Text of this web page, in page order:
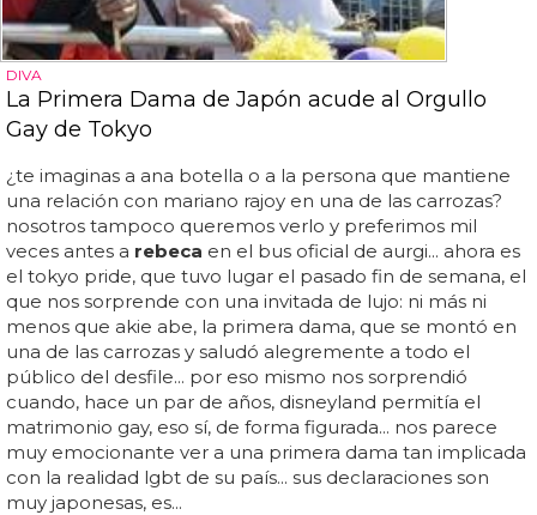
DIVA
La Primera Dama de Japón acude al Orgullo
Gay de Tokyo
¿te imaginas a ana botella o a la persona que mantiene
una relación con mariano rajoy en una de las carrozas?
nosotros tampoco queremos verlo y preferimos mil
veces antes a rebeca en el bus oficial de aurgi... ahora es
el tokyo pride, que tuvo lugar el pasado fin de semana, el
que nos sorprende con una invitada de lujo: ni más ni
menos que akie abe, la primera dama, que se montó en
una de las carrozas y saludó alegremente a todo el
público del desfile... por eso mismo nos sorprendió
cuando, hace un par de años, disneyland permitía el
matrimonio gay, eso sí, de forma figurada... nos parece
muy emocionante ver a una primera dama tan implicada
con la realidad lgbt de su país... sus declaraciones son
muy japonesas, es...